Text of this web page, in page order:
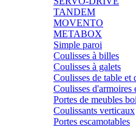
TANDEM
MOVENTO
METABOX
Simple paroi
Coulisses à billes
Coulisses à galets
Coulisses de table et
Coulisses d'armoires
Portes de meubles
Coulissants verticaux
Portes escamotables